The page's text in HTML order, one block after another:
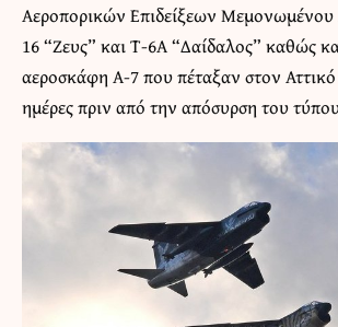
Αεροπορικών Επιδείξεων
16 “Ζευς” και Τ-6Α “Δαίδαλος” καθώς
αεροσκάφη A-7 που πέταξαν στον
ημέρες πριν από την απόσυρση του